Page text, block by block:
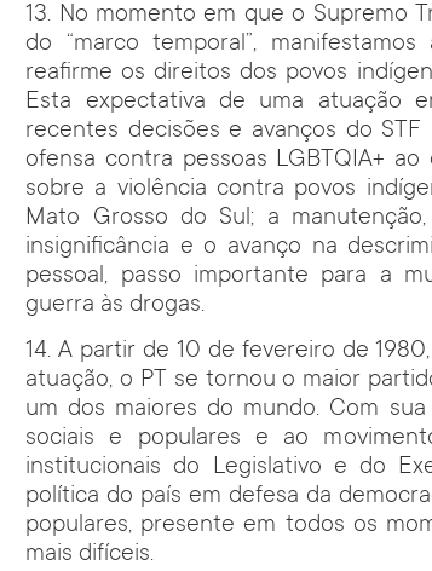
13. No momento em que o Supremo
do “marco temporal”,
reafirme os direitos dos povos
Esta expectativa de uma atuação
recentes decisões e avanços do
ofensa contra pessoas LGBTQIA+
sobre a violência contra povos
Mato Grosso do Sul; a
insignificância e o avanço na
pessoal, passo importante para a
guerra às drogas.
14. A partir de 10 de fevereiro de
atuação, o PT se tornou o maior
um dos maiores do mundo. Com
sociais e populares e ao
institucionais do Legislativo e do
política do país em defesa da
populares, presente em todos os
mais difíceis.